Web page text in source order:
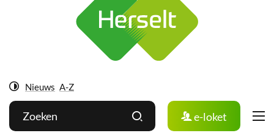
Hoog
contrast
Nieuws A-Z
Wat
zoek
e-loket